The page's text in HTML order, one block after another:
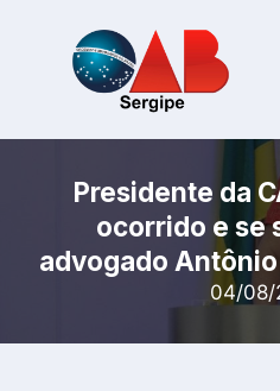
Presidente da
ocorrido e se
advogado
04/08/